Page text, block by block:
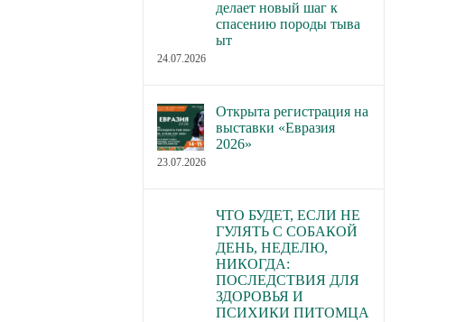
делает новый шаг к
спасению породы тыва
ыт
24.07.2026
Открыта регистрация на
выставки «Евразия
2026»
23.07.2026
ЧТО БУДЕТ, ЕСЛИ НЕ
ГУЛЯТЬ С СОБАКОЙ
ДЕНЬ, НЕДЕЛЮ,
НИКОГДА:
ПОСЛЕДСТВИЯ ДЛЯ
ЗДОРОВЬЯ И
ПСИХИКИ ПИТОМЦА